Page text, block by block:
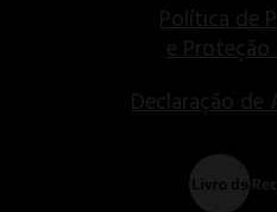
Política de
e
Declaração de